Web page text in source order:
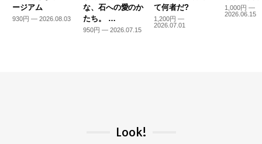
ージアム
930円 — 2026.08.03
な、石への愛のか
たち。 …
950円 — 2026.07.15
て何者だ?
1,200円 —
2026.07.01
1,000円 —
2026.06.15
Look!